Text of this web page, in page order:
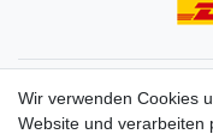
Gerne halten
VORNAME
Wir verwenden Cookies
Website und verarbeiten